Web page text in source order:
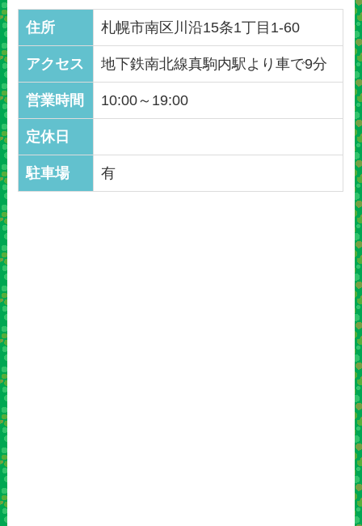
住所 札幌市南区川沿15条1丁目1-60
アクセス 地下鉄南北線真駒内駅より車で9分
営業時間 10:00～19:00
定休日
駐車場 有